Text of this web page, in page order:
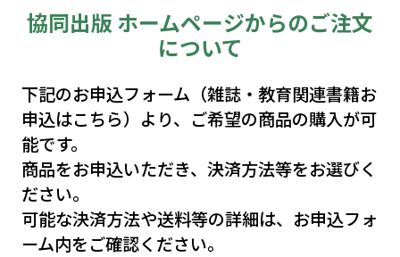
難点
第３節 他者に働きかける営みゆえの不
確実性
第４節 教育の専門家としての教師
第４章 教職の歴史的特質
第１節 近代学校教育のはじまり―立身
協同出版 ホームページからのご注文
について
下記のお申込フォーム（雑誌・教育関連書籍お
申込はこちら）より、ご希望の商品の購入が可
能です。
商品をお申込いただき、決済方法等をお選びく
ださい。
可能な決済方法や送料等の詳細は、お申込フォ
ーム内をご確認ください。